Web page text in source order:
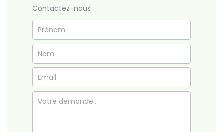
Contactez-nous
Formulaire
simple